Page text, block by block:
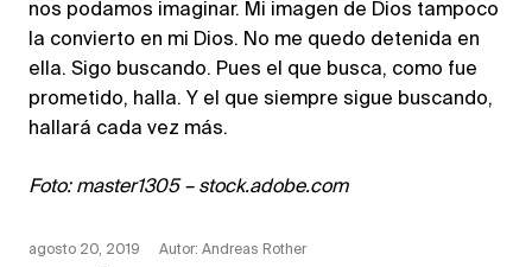
nos podamos imaginar. Mi imagen de Dios tampoco
la convierto en mi Dios. No me quedo detenida en
ella. Sigo buscando. Pues el que busca, como fue
prometido, halla. Y el que siempre sigue buscando,
hallará cada vez más.
Foto: master1305 – stock.adobe.com
agosto 20, 2019
Autor: Andreas Rother